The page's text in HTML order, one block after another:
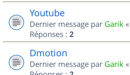
Youtube
Dernier message par Garik «
Réponses : 2
Dmotion
Dernier message par Garik «